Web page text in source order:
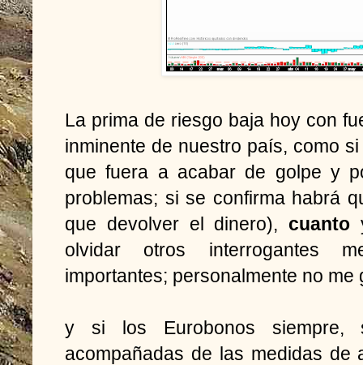
La prima de riesgo baja hoy con
inminente de nuestro país, como
que fuera a acabar de golpe y
problemas; si se confirma habrá
que devolver el dinero), cuanto
olvidar otros interrogantes
importantes; personalmente no me
y si los Eurobonos siempre,
acompañadas de las medidas de